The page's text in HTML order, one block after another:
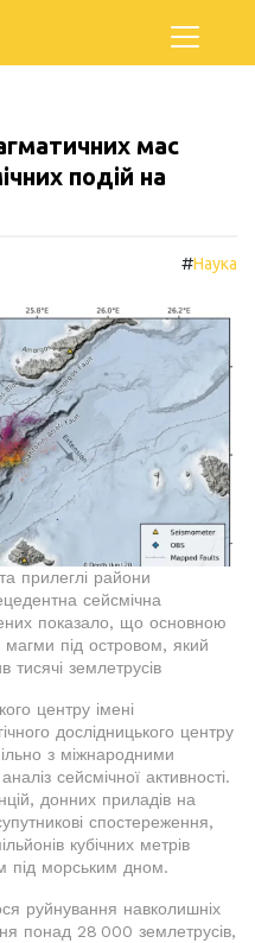
мас
подій на
#Наука
прилеглі райони
сейсмічна
показало, що основною
під островом, який
тисячі землетрусів
центру імені
дослідницького центру
з міжнародними
сейсмічної активності.
донних приладів на
спостереження,
кубічних метрів
під морським дном.
руйнування навколишніх
понад 28 000 землетрусів,